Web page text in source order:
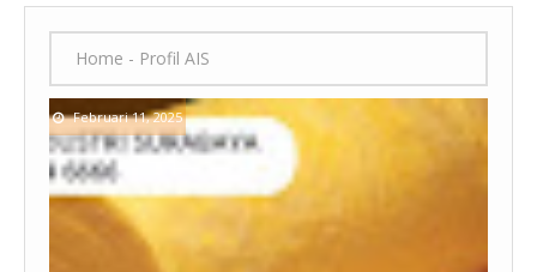
CV (AIS) Agro Industri Surabaya merupakan Supplier Besi
Profil di Surabaya. Cek Produk dan Katalog Jual Plat
Home - Profil AIS
Februari 11, 2025